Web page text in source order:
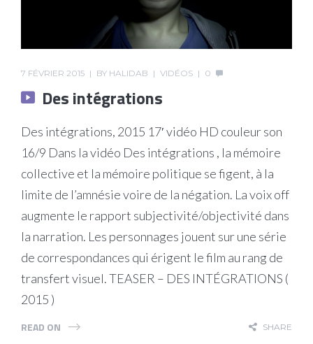
7 FÉVRIER 2015 BY HALIDAB VIDÉOS 0
Des intégrations
Des intégrations, 2015 17′ vidéo HD couleur son
16/9 Dans la vidéo Des intégrations , la mémoire
collective et la mémoire politique se figent, à la
limite de l’amnésie voire de la négation. La voix off
augmente le rapport subjectivité/objectivité dans
la narration. Les personnages jouent sur une série
de correspondances qui érigent le film au rang de
transfert visuel. TEASER – DES INTÉGRATIONS (
2015 )
READ ON SHARE